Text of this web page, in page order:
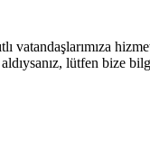
vatandaşlarımıza
lütfen bize